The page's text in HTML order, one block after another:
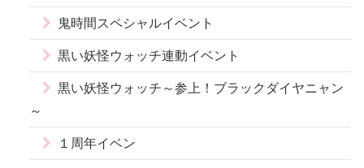
鬼時間スペシャルイベント
黒い妖怪ウォッチ連動イベント
黒い妖怪ウォッチ～参上！ブラックダイヤニャン
～
１周年イベン